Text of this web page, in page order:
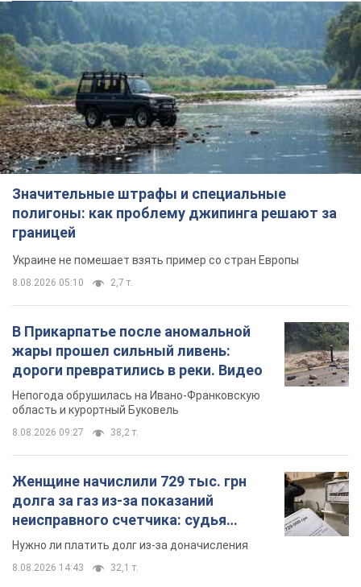
Значительные штрафы и специальные
полигоны: как проблему джипинга решают за
границей
Украине не помешает взять пример со стран Европы
8.08.2026 05:10 2,7 т.
В Прикарпатье после аномальной
жары прошел сильный ливень:
дороги превратились в реки. Видео
Непогода обрушилась на Ивано-Франковскую
область и курортный Буковель
8.08.2026 09:27 38,2 т.
Женщине начислили 729 тыс. грн
долга за газ из-за показаний
неисправного счетчика: судья
вынес неожиданное решение
Нужно ли платить долг из-за доначисления
8.08.2026 14:43 32,1 т.